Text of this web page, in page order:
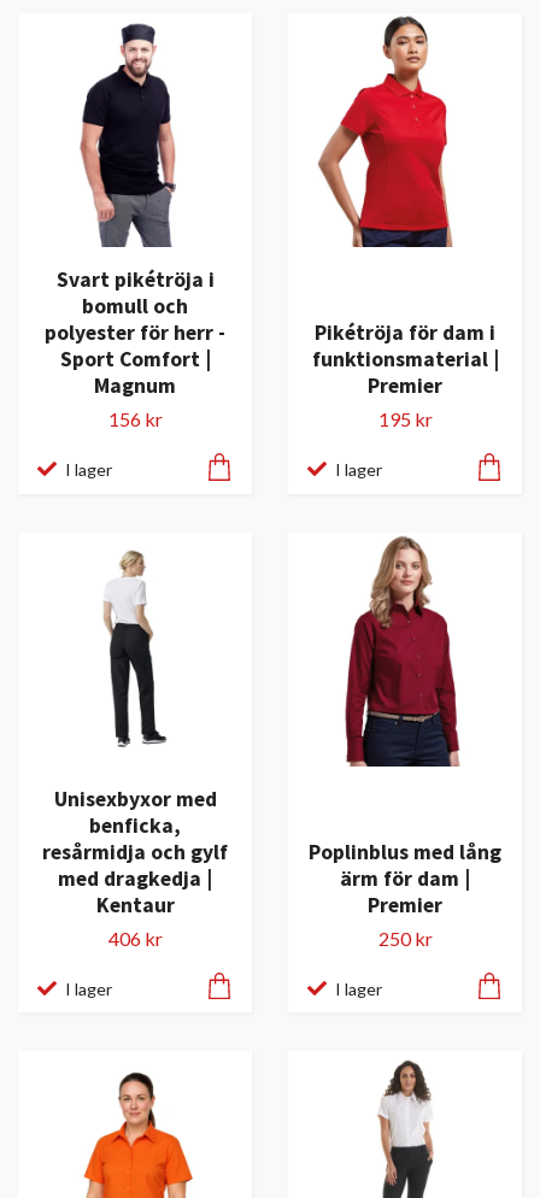
Svart pikétröja i
bomull och
polyester för herr -
Sport Comfort |
Magnum
156 kr
I lager
Pikétröja för dam i
funktionsmaterial |
Premier
195 kr
I lager
Unisexbyxor med
benficka,
resårmidja och gylf
med dragkedja |
Kentaur
406 kr
I lager
Poplinblus med lång
ärm för dam |
Premier
250 kr
I lager